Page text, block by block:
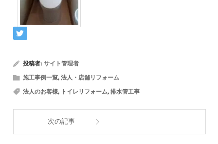
投稿者:サイト管理者
施工事例一覧,法人・店舗リフォーム
法人のお客様, トイレリフォーム,排水管工事
次の記事